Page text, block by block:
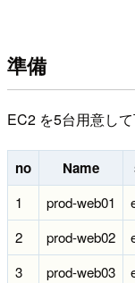
準備
EC2 を5台用意し
no Name
1 prod-web01
2
prod-web02
3
prod-web03